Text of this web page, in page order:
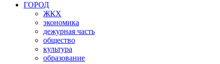
ГОРОД
ЖКХ
экономика
дежурная часть
общество
культура
образование